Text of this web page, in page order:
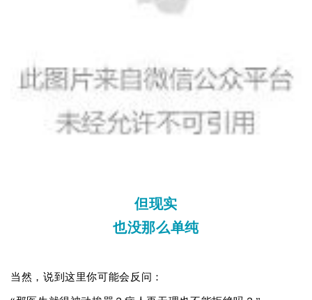
但现实
也没那么单纯
当然，说到这里你可能会反问：